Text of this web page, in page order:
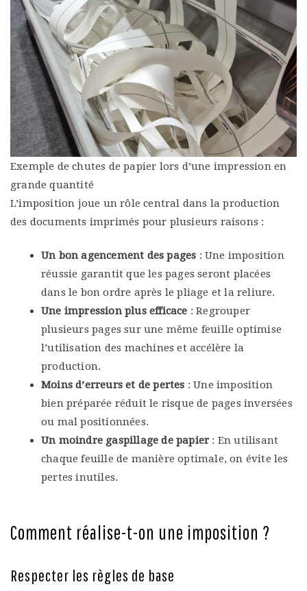
Exemple de chutes de papier lors d’une impression en
grande quantité
L’imposition joue un rôle central dans la production
des documents imprimés pour plusieurs raisons :
Un bon agencement des pages : Une imposition
réussie garantit que les pages seront placées
dans le bon ordre après le pliage et la reliure.
Une impression plus efficace : Regrouper
plusieurs pages sur une même feuille optimise
l’utilisation des machines et accélère la
production.
Moins d’erreurs et de pertes : Une imposition
bien préparée réduit le risque de pages inversées
ou mal positionnées.
Un moindre gaspillage de papier: En utilisant
chaque feuille de manière optimale, on évite les
pertes inutiles.
Comment réalise-t-on une imposition ?
Respecter les règles de base